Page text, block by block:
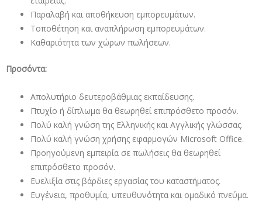
Παραλαβή και αποθήκευση εμπορευμάτων.
Τοποθέτηση και αναπλήρωση εμπορευμάτων.
Καθαριότητα των χώρων πωλήσεων.
Προσόντα:
Απολυτήριο δευτεροβάθμιας εκπαίδευσης.
Πτυχίο ή δίπλωμα θα θεωρηθεί επιπρόσθετο προσόν.
Πολύ καλή γνώση της Ελληνικής και Αγγλικής γλώσσας.
Πολύ καλή γνώση χρήσης εφαρμογών Microsoft Office.
Προηγούμενη εμπειρία σε πωλήσεις θα θεωρηθεί
επιπρόσθετο προσόν.
Ευελιξία στις βάρδιες εργασίας του καταστήματος.
Ευγένεια, προθυμία, υπευθυνότητα και ομαδικό πνεύμα.